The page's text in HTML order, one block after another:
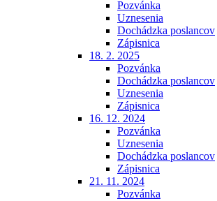
Pozvánka
Uznesenia
Dochádzka poslancov
Zápisnica
18. 2. 2025
Pozvánka
Dochádzka poslancov
Uznesenia
Zápisnica
16. 12. 2024
Pozvánka
Uznesenia
Dochádzka poslancov
Zápisnica
21. 11. 2024
Pozvánka